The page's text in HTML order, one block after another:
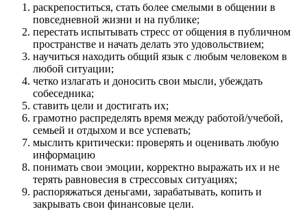
раскрепоститься, стать более смелыми в общении в
повседневной жизни и на публике;
перестать испытывать стресс от общения в публичном
пространстве и начать делать это удовольствием;
научиться находить общий язык с любым человеком в
любой ситуации;
четко излагать и доносить свои мысли, убеждать
собеседника;
ставить цели и достигать их;
грамотно распределять время между работой/учебой,
семьей и отдыхом и все успевать;
мыслить критически: проверять и оценивать любую
информацию
понимать свои эмоции, корректно выражать их и не
терять равновесия в стрессовых ситуациях;
распоряжаться деньгами, зарабатывать, копить и
закрывать свои финансовые цели.